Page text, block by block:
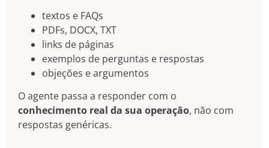
textos e FAQs
PDFs, DOCX, TXT
links de páginas
exemplos de perguntas e respostas
objeções e argumentos
O agente passa a responder com o
conhecimento real da sua operação, não com
respostas genéricas.